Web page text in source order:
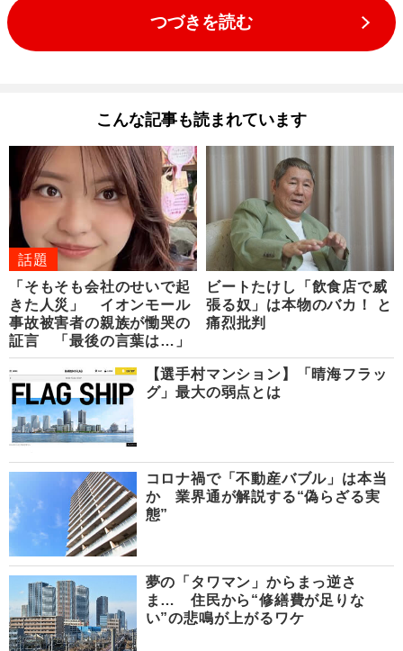
つづきを読む
こんな記事も読まれています
話題
「そもそも会社のせいで起
きた人災」 イオンモール
事故被害者の親族が慟哭の
証言 「最後の言葉は…」
ビートたけし「飲食店で威
張る奴」は本物のバカ！ と
痛烈批判
【選手村マンション】「晴海フラッ
グ」最大の弱点とは
コロナ禍で「不動産バブル」は本当
か 業界通が解説する“偽らざる実
態”
夢の「タワマン」からまっ逆さ
ま… 住民から“修繕費が足りな
い”の悲鳴が上がるワケ